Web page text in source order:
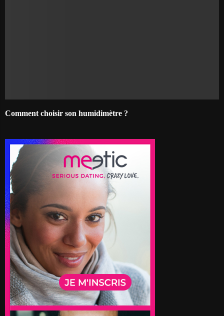
Comment choisir son humidimètre ?